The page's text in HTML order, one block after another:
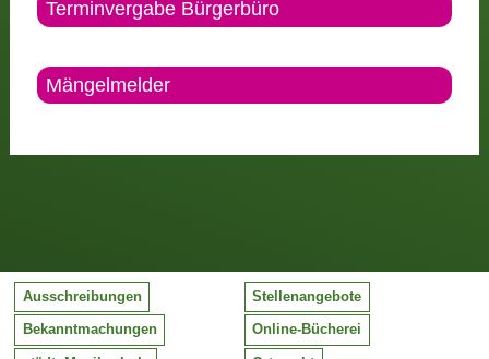
Terminvergabe Bürgerbüro
Mängelmelder
Ausschreibungen Stellenangebote
Bekanntmachungen Online-Bücherei